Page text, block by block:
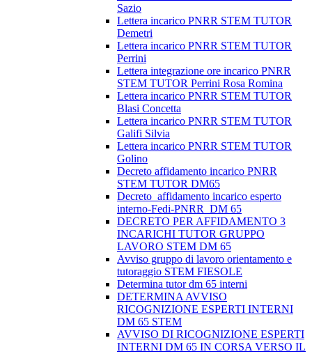
Sazio
Lettera incarico PNRR STEM TUTOR
Demetri
Lettera incarico PNRR STEM TUTOR
Perrini
Lettera integrazione ore incarico PNRR
STEM TUTOR Perrini Rosa Romina
Lettera incarico PNRR STEM TUTOR
Blasi Concetta
Lettera incarico PNRR STEM TUTOR
Galifi Silvia
Lettera incarico PNRR STEM TUTOR
Golino
Decreto affidamento incarico PNRR
STEM TUTOR DM65
Decreto_affidamento incarico esperto
interno-Fedi-PNRR_DM 65
DECRETO PER AFFIDAMENTO 3
INCARICHI TUTOR GRUPPO
LAVORO STEM DM 65
Avviso gruppo di lavoro orientamento e
tutoraggio STEM FIESOLE
Determina tutor dm 65 interni
DETERMINA AVVISO
RICOGNIZIONE ESPERTI INTERNI
DM 65 STEM
AVVISO DI RICOGNIZIONE ESPERTI
INTERNI DM 65 IN CORSA VERSO IL